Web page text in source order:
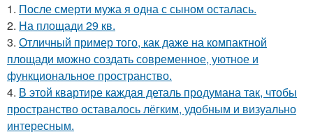
1. После смерти мужа я одна с сыном осталась.
2. На площади 29 кв.
3. Отличный пример того, как даже на компактной
площади можно создать современное, уютное и
функциональное пространство.
4. В этой квартире каждая деталь продумана так, чтобы
пространство оставалось лёгким, удобным и визуально
интересным.